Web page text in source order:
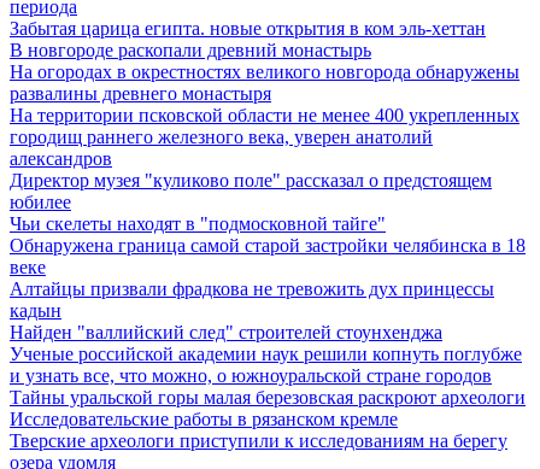
периода
Забытая царица египта. новые открытия в ком эль-хеттан
В новгороде раскопали древний монастырь
На огородах в окрестностях великого новгорода обнаружены
развалины древнего монастыря
На территории псковской области не менее 400 укрепленных
городищ раннего железного века, уверен анатолий
александров
Директор музея "куликово поле" рассказал о предстоящем
юбилее
Чьи скелеты находят в "подмосковной тайге"
Обнаружена граница самой старой застройки челябинска в 18
веке
Алтайцы призвали фрадкова не тревожить дух принцессы
кадын
Найден "валлийский след" строителей стоунхенджа
Ученые российской академии наук решили копнуть поглубже
и узнать все, что можно, о южноуральской стране городов
Тайны уральской горы малая березовская раскроют археологи
Исследовательские работы в рязанском кремле
Тверские археологи приступили к исследованиям на берегу
озера удомля